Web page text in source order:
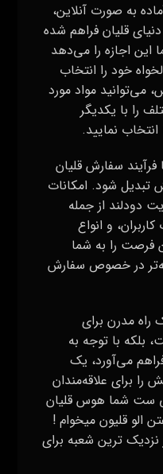
به صورت آنلاین،
قلیان فراهم شده
این اجازه را می‌دهد
خود را انتخاب
می‌توانید مواد مورد
را با یکدیگر
نمایید.
سفارش قلیان
شود. امکانات
دودلند از جمله
و انواع
فرصت را به شما
در خصوص سفارش
راه مدرن برای
بلکه با توجه به
می‌آورد، یک
برای علاقه‌مندان
ست شما هوس قلیان
الو قلیون میخوام !
نزدیک ترین شعبه برای